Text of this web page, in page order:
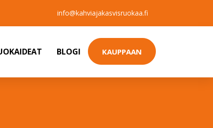
info@kahviajakasvisruokaa.fi
BLOGI KAUPPAAN